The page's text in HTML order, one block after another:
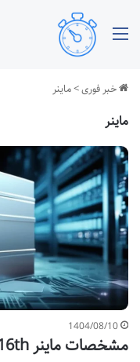
خبر فوری>ماینر
ماینر
1404/08/10
مشخصات ماینر T1 16th – بررسی کامل و قیمت روز